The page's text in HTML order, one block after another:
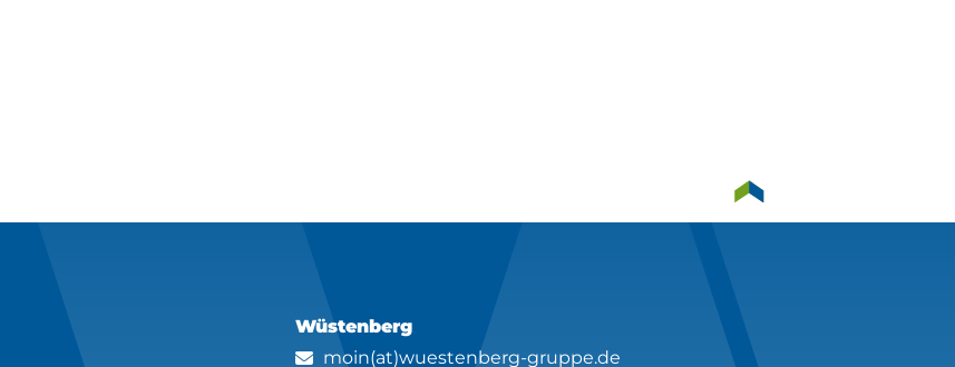
Wüstenberg
moin(at)wuestenberg-gruppe.de